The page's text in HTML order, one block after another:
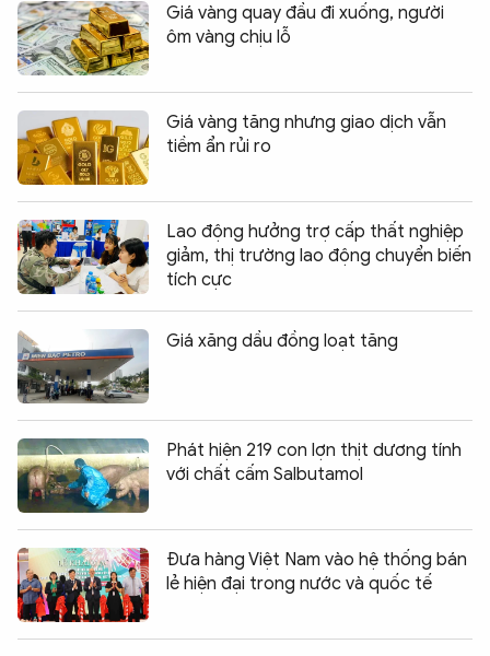
Giá vàng quay đầu đi xuống, người
ôm vàng chịu lỗ
Giá vàng tăng nhưng giao dịch vẫn
tiềm ẩn rủi ro
Lao động hưởng trợ cấp thất nghiệp
giảm, thị trường lao động chuyển biến
tích cực
Giá xăng dầu đồng loạt tăng
Phát hiện 219 con lợn thịt dương tính
với chất cấm Salbutamol
Đưa hàng Việt Nam vào hệ thống bán
lẻ hiện đại trong nước và quốc tế